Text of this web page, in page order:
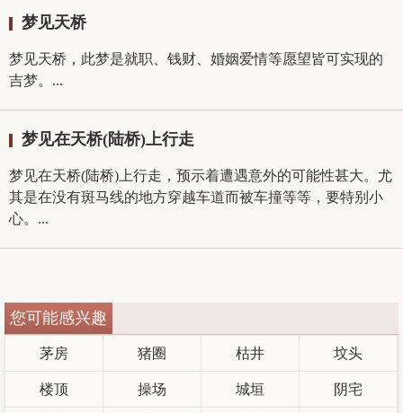
梦见天桥
梦见天桥，此梦是就职、钱财、婚姻爱情等愿望皆可实现的
吉梦。...
梦见在天桥(陆桥)上行走
梦见在天桥(陆桥)上行走，预示着遭遇意外的可能性甚大。尤
其是在没有斑马线的地方穿越车道而被车撞等等，要特别小
心。...
您可能感兴趣
茅房 猪圈 枯井 坟头
楼顶 操场 城垣 阴宅